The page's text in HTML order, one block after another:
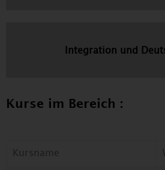
Integration und
Kurse im Bereich :
Kursname